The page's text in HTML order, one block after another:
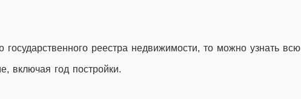
государственного реестра недвижимости, то можно узнать всю
включая год постройки.